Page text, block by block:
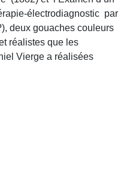
électrodiagnostic par
deux gouaches couleurs
réalistes que les
Vierge a réalisées